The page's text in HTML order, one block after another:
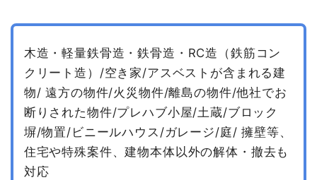
木造・軽量鉄骨造・鉄骨造・RC造（鉄筋コン
クリート造）/空き家/アスベストが含まれる建
物/ 遠方の物件/火災物件/離島の物件/他社でお
断りされた物件/プレハブ小屋/土蔵/ブロック
塀/物置/ビニールハウス/ガレージ/庭/ 擁壁等、
住宅や特殊案件、建物本体以外の解体・撤去も
対応